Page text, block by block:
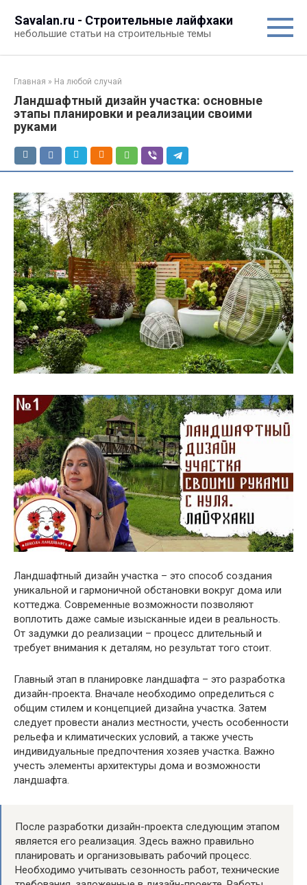
контенту
Savalan.ru - Строительные лайфхаки
небольшие статьи на строительные темы
Главная » На любой случай
Ландшафтный дизайн участка: основные
этапы планировки и реализации своими
руками
Ландшафтный дизайн участка – это способ создания
уникальной и гармоничной обстановки вокруг дома или
коттеджа. Современные возможности позволяют
воплотить даже самые изысканные идеи в реальность.
От задумки до реализации – процесс длительный и
требует внимания к деталям, но результат того стоит.
Главный этап в планировке ландшафта – это разработка
дизайн-проекта. Вначале необходимо определиться с
общим стилем и концепцией дизайна участка. Затем
следует провести анализ местности, учесть особенности
рельефа и климатических условий, а также учесть
индивидуальные предпочтения хозяев участка. Важно
учесть элементы архитектуры дома и возможности
ландшафта.
После разработки дизайн-проекта следующим этапом
является его реализация. Здесь важно правильно
планировать и организовывать рабочий процесс.
Необходимо учитывать сезонность работ, технические